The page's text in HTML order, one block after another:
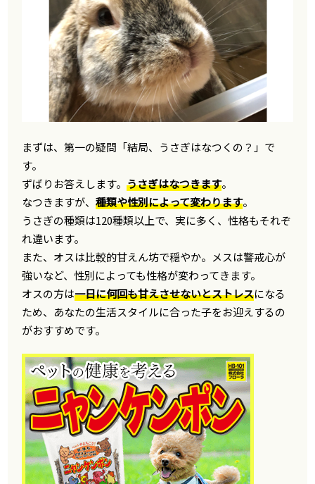
まずは、第一の疑問「結局、うさぎはなつくの？」で
す。
ずばりお答えします。うさぎはなつきます。
なつきますが、種類や性別によって変わります。
うさぎの種類は120種類以上で、実に多く、性格もそれぞ
れ違います。
また、オスは比較的甘えん坊で穏やか。メスは警戒心が
強いなど、性別によっても性格が変わってきます。
オスの方は一日に何回も甘えさせないとストレスになる
ため、あなたの生活スタイルに合った子をお迎えするの
がおすすめです。